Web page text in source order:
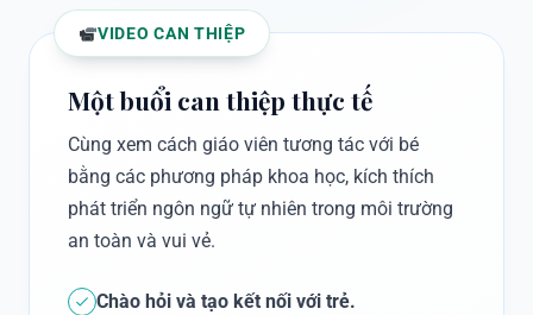
VIDEO CAN THIỆP
Một buổi can thiệp thực tế
Cùng xem cách giáo viên tương tác với bé
bằng các phương pháp khoa học, kích thích
phát triển ngôn ngữ tự nhiên trong môi trường
an toàn và vui vẻ.
Chào hỏi và tạo kết nối với trẻ.